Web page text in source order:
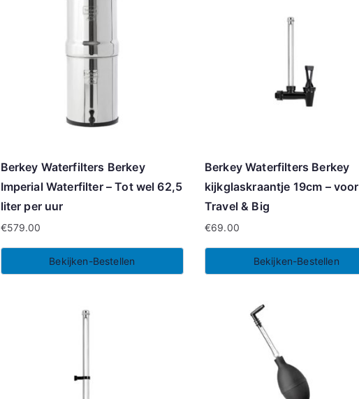
Berkey Waterfilters Berkey
Imperial Waterfilter – Tot wel 62,5
liter per uur
€579.00
Bekijken-Bestellen
Berkey Waterfilters Berkey
kijkglaskraantje 19cm – voor
Travel & Big
€69.00
Bekijken-Bestellen